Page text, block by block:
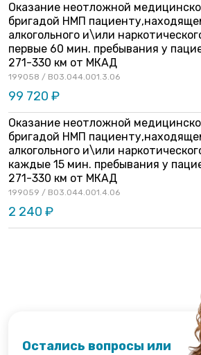
Оказание неотложной
бригадой НМП
алкогольного и\или
первые 60 мин. пребывания у
271-330 км от МКАД
199058 / B03.044.001.3.06
99 720 ₽
Оказание неотложной
бригадой НМП
алкогольного и\или
каждые 15 мин. пребывания у
271-330 км от МКАД
199059 / B03.044.001.4.06
2 240 ₽
Остались вопросы или